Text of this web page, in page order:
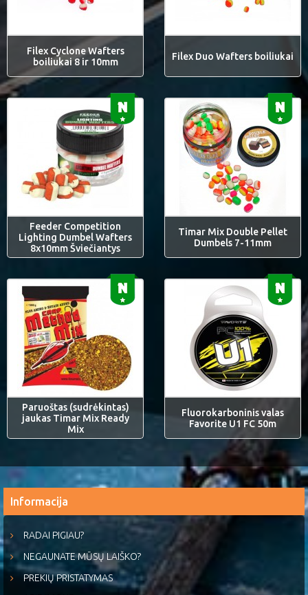
Filex Cyclone Wafters
boiliukai 8 ir 10mm
Filex Duo Wafters boiliukai
Feeder Competition
Lighting Dumbel Wafters
8x10mm Šviečiantys
Timar Mix Double Pellet
Dumbels 7-11mm
Paruoštas (sudrėkintas)
jaukas Timar Mix Ready
Mix
Fluorokarboninis valas
Favorite U1 FC 50m
Informacija
RADAI PIGIAU?
NEGAUNATE MŪSŲ LAIŠKO?
PREKIŲ PRISTATYMAS